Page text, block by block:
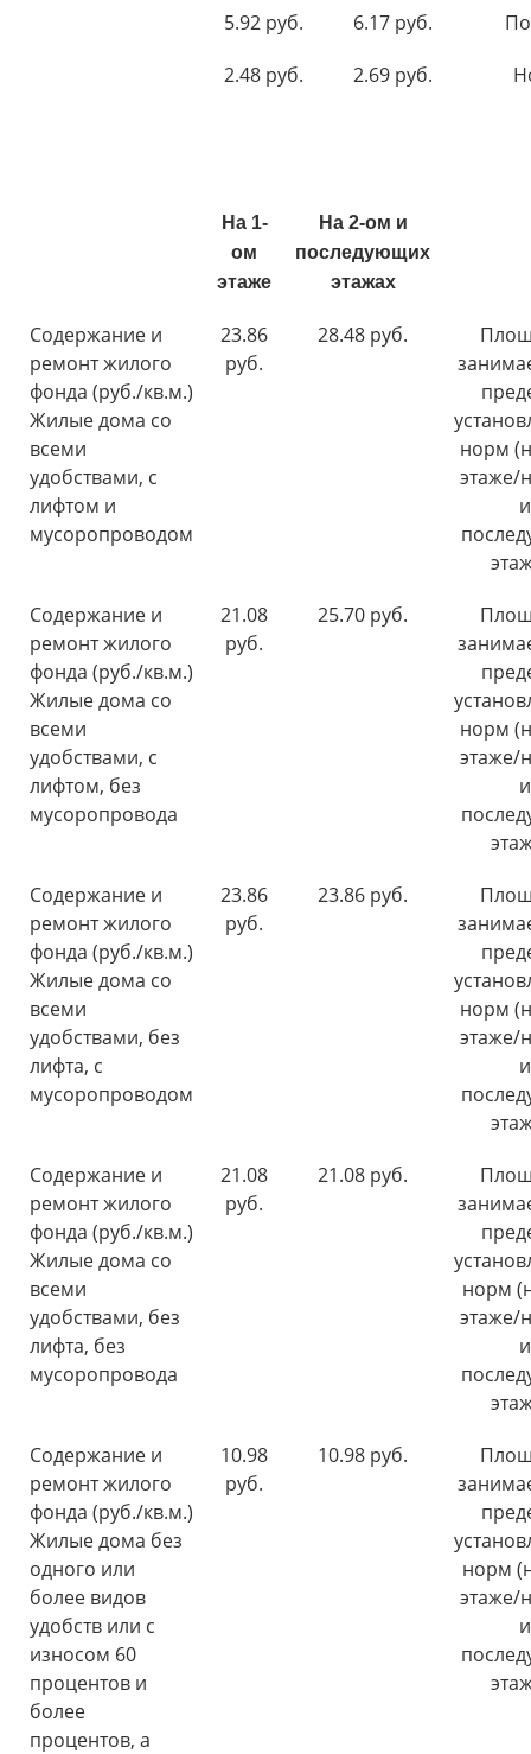
5.92 руб. 6.17 руб.
2.48 руб.
2.69 руб.
На 1-
ом
этаже
На 2-ом и
последующих
этажах
Содержание и
ремонт жилого
фонда (руб./кв.м.)
Жилые дома со
всеми
удобствами, с
лифтом и
мусоропроводом
23.86
руб.
28.48 руб.
норм
этаже/
и
Содержание и
ремонт жилого
фонда (руб./кв.м.)
Жилые дома со
всеми
удобствами, с
лифтом, без
мусоропровода
21.08
руб.
25.70 руб.
норм
этаже/
и
Содержание и
ремонт жилого
фонда (руб./кв.м.)
Жилые дома со
всеми
удобствами, без
лифта, с
мусоропроводом
23.86
руб.
23.86 руб.
норм
этаже/
и
Содержание и
ремонт жилого
фонда (руб./кв.м.)
Жилые дома со
всеми
удобствами, без
лифта, без
мусоропровода
21.08
руб.
21.08 руб.
норм
этаже/
и
Содержание и
ремонт жилого
фонда (руб./кв.м.)
Жилые дома без
одного или
более видов
удобств или с
износом 60
процентов и
более
процентов, а
10.98
руб.
10.98 руб.
норм
этаже/
и